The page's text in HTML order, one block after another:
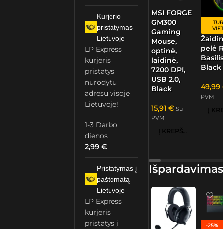
Kurjerio
pristatymas
Lietuvoje
LP Express
kurjeris
pristatys
nurodytu
adresu visoje
Lietuvoje!
1-3 Darbo
dienos
2,99€
Pristatymas į
paštomatą
Lietuvoje
LP Express
kurjeris
pristatys į
MSI FORGE
GM300
Gaming
Mouse,
optinė,
laidinė,
7200 DPI,
USB 2.0,
Black
15,91 € Su
PVM
Į KREPŠELĮ
pelė
Black
49,99
PVM
Išpardavimas
-25%